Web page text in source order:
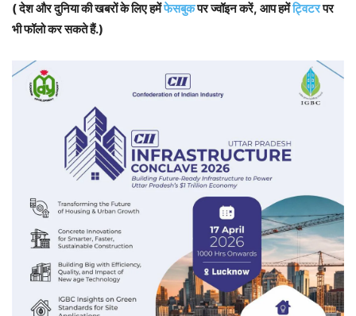
( देश और दुनिया की खबरों के लिए हमेंफेसबुकपर ज्वॉइन करें, आप हमेंट्विटरपर
भी फॉलो कर सकते हैं.)